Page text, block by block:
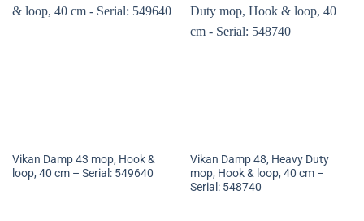
Vikan Damp 43 mop, Hook &
loop, 40 cm – Serial: 549640
Vikan Damp 48, Heavy Duty
mop, Hook & loop, 40 cm –
Serial: 548740